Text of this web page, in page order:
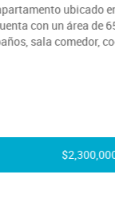
en unidad
habitaciones,2